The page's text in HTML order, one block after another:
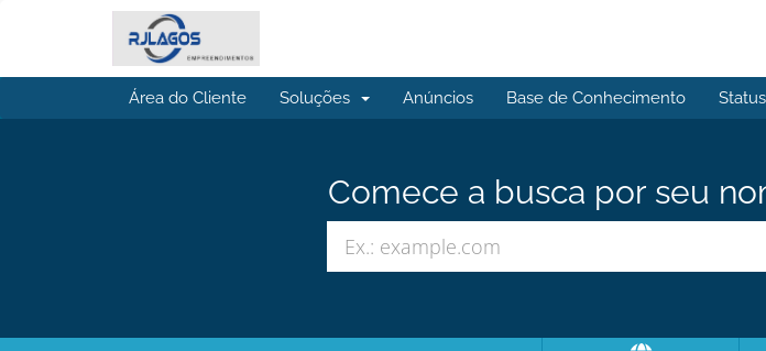
Área do Cliente Soluções Anúncios Base de Conhecimento
Comece a busca por seu